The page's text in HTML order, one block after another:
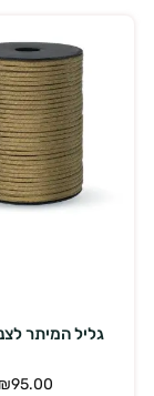
גליל המיתר לצניחה 1...
₪95.00